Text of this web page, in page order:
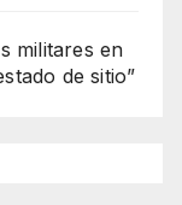
militares en
de sitio”